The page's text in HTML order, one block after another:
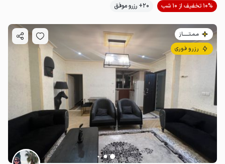
10% تخفیف از 10 شب
20+ رزرو موفق
مـمـتــــــاز
رزرو فوری